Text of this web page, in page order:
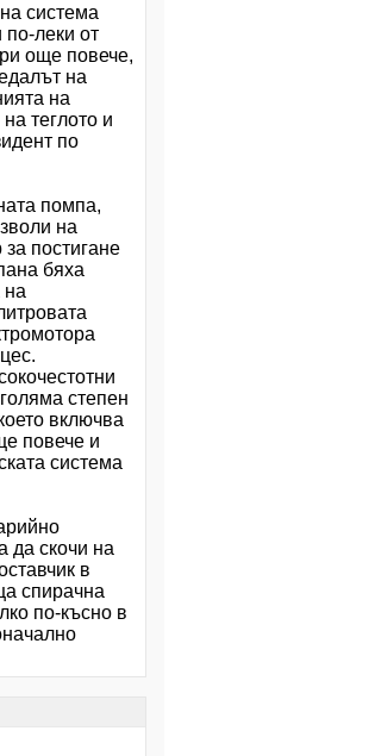
система
леки от
още повече,
на
на
теглото и
по
помпа,
на
постигане
бяха
на
степен
включва
повече и
система
да скочи на
в
спирачна
по-късно в